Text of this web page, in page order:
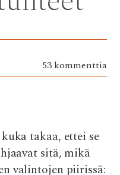
53 kommenttia
takaa, ettei se
sitä, mikä
valintojen piirissä: